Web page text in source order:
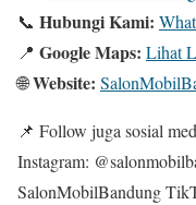
📞 Hubungi Kami:
📍 Google Maps: Lihat
🌐Website:
📌 Follow juga sosial
Instagram:
SalonMobilBandung